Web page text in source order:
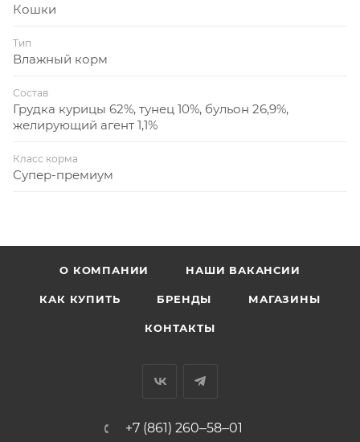
Кошки
Тип
Влажный корм
Состав
Грудка курицы 62%, тунец 10%, бульон 26,9%,
желирующий агент 1,1%
Класс корма
Супер-премиум
О КОМПАНИИ НАШИ ВАКАНСИИ
КАК КУПИТЬ БРЕНДЫ МАГАЗИНЫ
КОНТАКТЫ
+7 (861) 260‒58‒01